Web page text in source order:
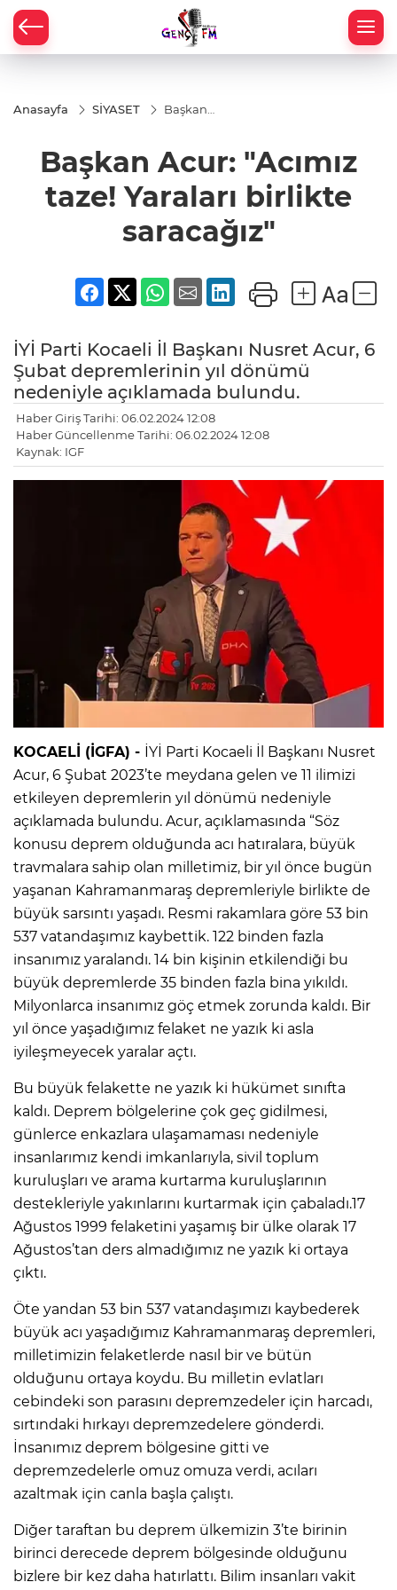
Anasayfa SİYASET
Başkan
taze!
Yaraları
saracağız"
Başkan Acur: "Acımız
taze! Yaraları birlikte
saracağız"
İYİ Parti Kocaeli İl Başkanı Nusret Acur, 6
Şubat depremlerinin yıl dönümü
nedeniyle açıklamada bulundu.
Haber Giriş Tarihi: 06.02.2024 12:08
Haber Güncellenme Tarihi: 06.02.2024 12:08
Kaynak: IGF
KOCAELİ (İGFA) - İYİ Parti Kocaeli İl Başkanı Nusret
Acur, 6 Şubat 2023’te meydana gelen ve 11 ilimizi
etkileyen depremlerin yıl dönümü nedeniyle
açıklamada bulundu. Acur, açıklamasında “Söz
konusu deprem olduğunda acı hatıralara, büyük
travmalara sahip olan milletimiz, bir yıl önce bugün
yaşanan Kahramanmaraş depremleriyle birlikte de
büyük sarsıntı yaşadı. Resmi rakamlara göre 53 bin
537 vatandaşımız kaybettik. 122 binden fazla
insanımız yaralandı. 14 bin kişinin etkilendiği bu
büyük depremlerde 35 binden fazla bina yıkıldı.
Milyonlarca insanımız göç etmek zorunda kaldı. Bir
yıl önce yaşadığımız felaket ne yazık ki asla
iyileşmeyecek yaralar açtı.
Bu büyük felakette ne yazık ki hükümet sınıfta
kaldı. Deprem bölgelerine çok geç gidilmesi,
günlerce enkazlara ulaşamaması nedeniyle
insanlarımız kendi imkanlarıyla, sivil toplum
kuruluşları ve arama kurtarma kuruluşlarının
destekleriyle yakınlarını kurtarmak için çabaladı.17
Ağustos 1999 felaketini yaşamış bir ülke olarak 17
Ağustos’tan ders almadığımız ne yazık ki ortaya
çıktı.
Öte yandan 53 bin 537 vatandaşımızı kaybederek
büyük acı yaşadığımız Kahramanmaraş depremleri,
milletimizin felaketlerde nasıl bir ve bütün
olduğunu ortaya koydu. Bu milletin evlatları
cebindeki son parasını depremzedeler için harcadı,
sırtındaki hırkayı depremzedelere gönderdi.
İnsanımız deprem bölgesine gitti ve
depremzedelerle omuz omuza verdi, acıları
azaltmak için canla başla çalıştı.
Diğer taraftan bu deprem ülkemizin 3’te birinin
birinci derecede deprem bölgesinde olduğunu
bizlere bir kez daha hatırlattı. Bilim insanları vakit